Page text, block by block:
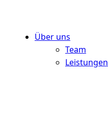
Über uns
Team
Leistungen